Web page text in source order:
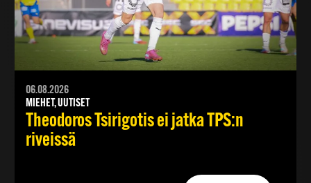
06.08.2026
MIEHET, UUTISET
Theodoros Tsirigotis ei jatka TPS:n
riveissä